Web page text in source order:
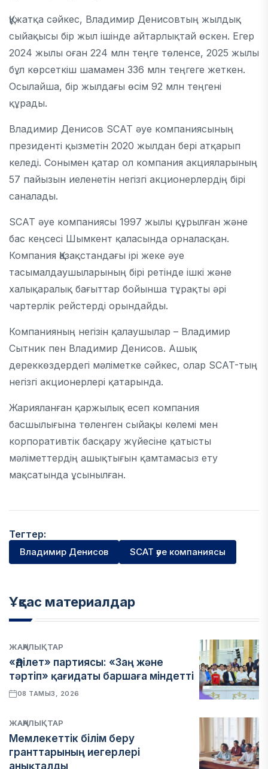
Құжатқа сәйкес, Владимир Денисовтың жылдық
сыйақысы бір жыл ішінде айтарлықтай өскен. Егер
2024 жылы оған 224 млн теңге төленсе, 2025 жылы
бұл көрсеткіш шамамен 336 млн теңгеге жеткен.
Осылайша, бір жылдағы өсім 92 млн теңгені
құрады.
Владимир Денисов SCAT әуе компаниясының
президенті қызметін 2020 жылдан бері атқарып
келеді. Сонымен қатар ол компания акцияларының
57 пайызын иеленетін негізгі акционерлердің бірі
саналады.
SCAT әуе компаниясы 1997 жылы құрылған және
бас кеңсесі Шымкент қаласында орналасқан.
Компания Қазақстандағы ірі жеке әуе
тасымалдаушыларының бірі ретінде ішкі және
халықаралық бағыттар бойынша тұрақты әрі
чартерлік рейстерді орындайды.
Компанияның негізін қалаушылар – Владимир
Сытник пен Владимир Денисов. Ашық
дереккөздердегі мәліметке сәйкес, олар SCAT-тың
негізгі акционерлері қатарында.
Жарияланған қаржылық есеп компания
басшылығына төленген сыйақы көлемі мен
корпоративтік басқару жүйесіне қатысты
мәліметтердің ашықтығын қамтамасыз ету
мақсатында ұсынылған.
Тегтер:
Владимир Денисов SCAT әуе компаниясы
Ұқсас материалдар
ЖАҢАЛЫҚТАР
«Әділет» партиясы: «Заң және
тәртіп» қағидаты баршаға міндетті
08 ТАМЫЗ, 2026
ЖАҢАЛЫҚТАР
Мемлекеттік білім беру
гранттарының иегерлері
анықталды